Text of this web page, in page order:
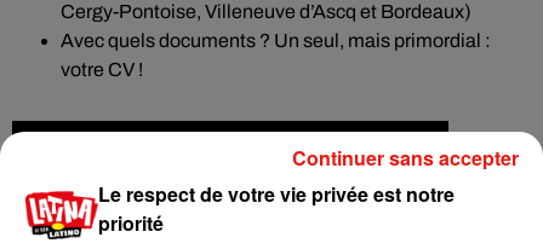
Cergy-Pontoise, Villeneuve d’Ascq et Bordeaux)
Avec quels documents ? Un seul, mais primordial :
votre CV !
Le respect de votre vie privée est notre
priorité
Continuer sans accepter